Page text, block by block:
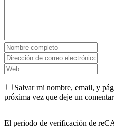
Salvar mi nombre, email, y
próxima vez que deje un
El periodo de verificación de